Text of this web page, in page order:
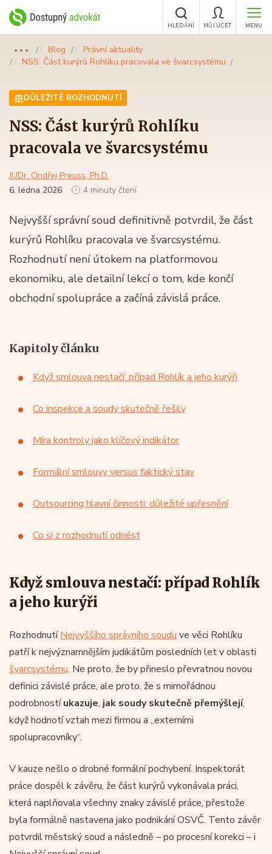
MENU
MŮJ ÚČET
HLEDÁNÍ
●●● Blog
Právní aktuality
NSS: Část kurýrů Rohlíku pracovala ve švarcsystému
DŮLEŽITÉ ROZHODNUTÍ
NSS: Část kurýrů Rohlíku
pracovala ve švarcsystému
JUDr. Ondřej Preuss, Ph.D.
6. ledna 2026
4 minuty čtení
Nejvyšší správní soud definitivně potvrdil, že část
kurýrů Rohlíku pracovala ve švarcsystému.
Rozhodnutí není útokem na platformovou
ekonomiku, ale detailní lekcí o tom, kde končí
obchodní spolupráce a začíná závislá práce.
Kapitoly článku
Když smlouva nestačí: případ Rohlík a jeho kurýři
Co inspekce a soudy skutečně řešily
Míra kontroly jako klíčový indikátor
Formální smlouvy versus faktický stav
Outsourcing hlavní činnosti: důležité upřesnění
Co si z rozhodnutí odnést
Když smlouva nestačí: případ Rohlík
a jeho kurýři
RozhodnutíNejvyššího správního soudu ve věci Rohlíku
patří k nejvýznamnějším judikátům posledních let v oblasti
švarcsystému. Ne proto, že by přineslo převratnou novou
definici závislé práce, ale proto, že s mimořádnou
podrobnostíukazuje, jak soudy skutečně přemýšlejí,
když hodnotí vztah mezi firmou a „externími
spolupracovníky“.
V kauze nešlo o drobné formální pochybení. Inspektorát
práce dospěl k závěru, že část kurýrů vykonávala práci,
která naplňovala všechny znaky závislé práce, přestože
byla formálně nastavena jako podnikání OSVČ. Tento závěr
potvrdil městský soud a následně – po procesní korekci – i